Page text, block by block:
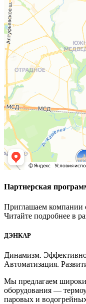
Партнерская
Приглашаем компании
Читайте подробнее в
ДЭНКАР
Динамизм.
Автоматизация.
Мы предлагаем
оборудования —
паровых и